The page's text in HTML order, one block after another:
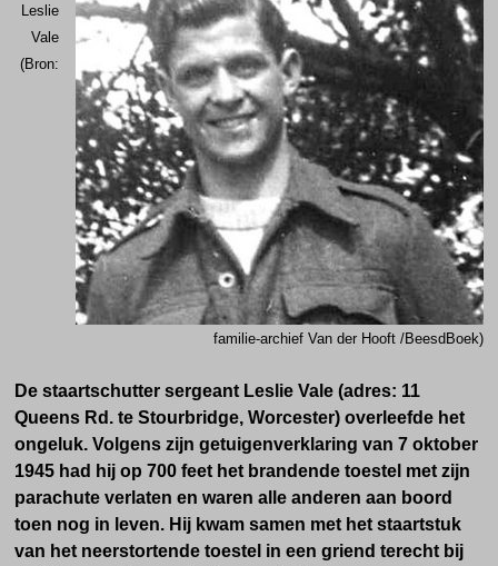
Leslie
Vale
(Bron:
familie-archief Van der Hooft /BeesdBoek)
De staartschutter sergeant Leslie Vale (adres: 11
Queens Rd. te Stourbridge, Worcester) overleefde het
ongeluk. Volgens zijn getuigenverklaring van 7 oktober
1945 had hij op 700 feet het brandende toestel met zijn
parachute verlaten en waren alle anderen aan boord
toen nog in leven. Hij kwam samen met het staartstuk
van het neerstortende toestel in een griend terecht bij